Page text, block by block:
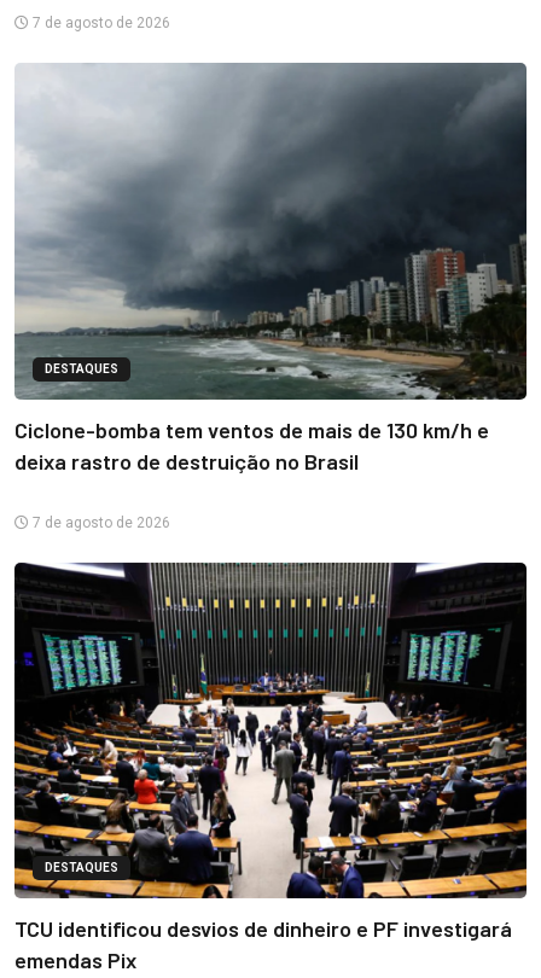
7 de agosto de 2026
DESTAQUES
Ciclone-bomba tem ventos de mais de 130 km/h e
deixa rastro de destruição no Brasil
7 de agosto de 2026
DESTAQUES
TCU identificou desvios de dinheiro e PF investigará
emendas Pix